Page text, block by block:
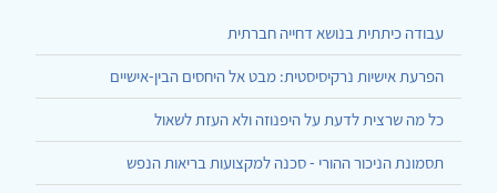
עבודה כיתתית בנושא דחייה חברתית
הפרעת אישיות נרקיסיסטית: מבט אל היחסים הבין-אישיים
כל מה שרצית לדעת על היפנוזה ולא העזת לשאול
תסמונת הניכור ההורי - סכנה למקצועות בריאות הנפש